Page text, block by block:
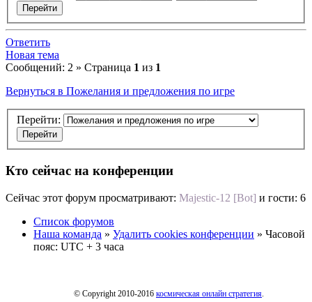
Ответить
Новая тема
Сообщений: 2 » Страница 1 из 1
Вернуться в Пожелания и предложения по игре
Перейти:
Кто сейчас на конференции
Сейчас этот форум просматривают: Majestic-12 [Bot] и гости: 6
Список форумов
Наша команда » Удалить cookies конференции » Часовой
пояс: UTC + 3 часа
© Copyright 2010-2016 космическая онлайн стратегия